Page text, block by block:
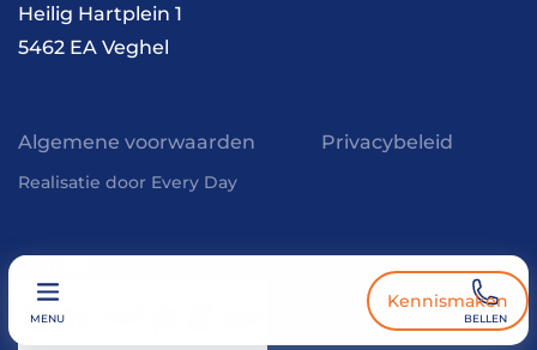
MENU
Kennismaken
BELLEN
Heilig Hartplein 1
5462 EA Veghel
Algemene voorwaarden Privacybeleid
Realisatie door Every Day